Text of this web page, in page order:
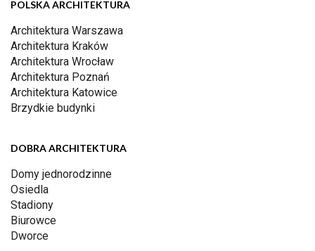
POLSKA ARCHITEKTURA
Architektura Warszawa
Architektura Kraków
Architektura Wrocław
Architektura Poznań
Architektura Katowice
Brzydkie budynki
DOBRA ARCHITEKTURA
Domy jednorodzinne
Osiedla
Stadiony
Biurowce
Dworce